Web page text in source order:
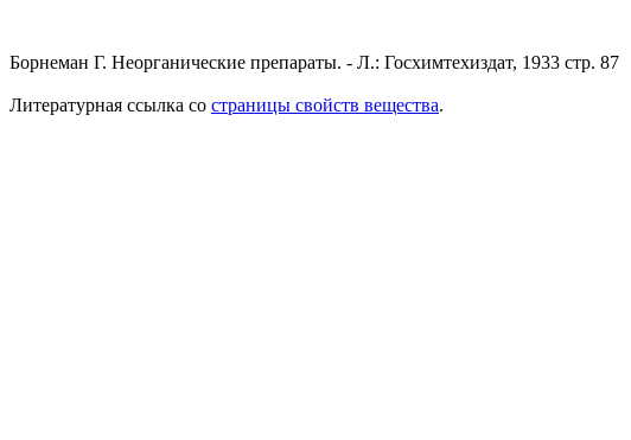
Борнеман Г. Неорганические препараты. - Л.: Госхимтехиздат, 1933 стр. 87
Литературная ссылка со страницы свойств вещества.